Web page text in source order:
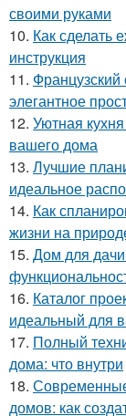
своими руками
10. Как сделать
инструкция
11. Французский
элегантное
12. Уютная
вашего дома
13. Лучшие
идеальное
14. Как
жизни на
15. Дом для дачи
16. Каталог
идеальный для
17. Полный
дома: что внутри
18.
домов: как